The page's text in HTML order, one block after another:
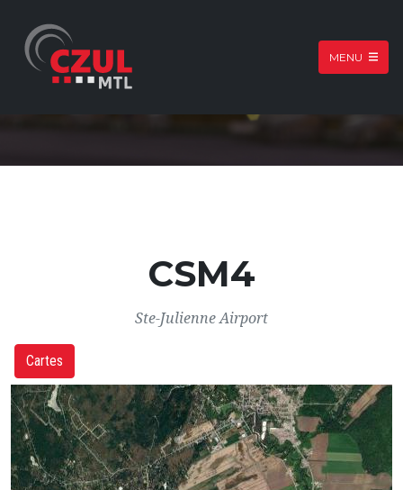
MENU
CSM4
Ste-Julienne Airport
Cartes